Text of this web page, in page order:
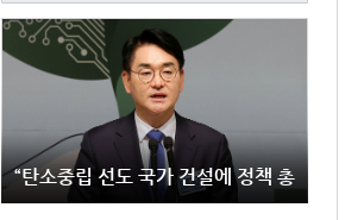
“탄소중립 선도 국가 건설에 정책 총